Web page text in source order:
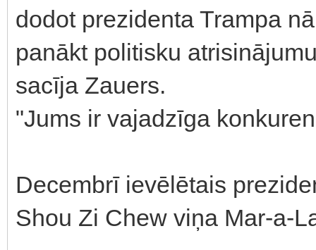
dodot prezidenta Trampa
panākt politisku
sacīja Zauers.
"Jums ir vajadzīga
Decembrī ievēlētais
Shou Zi Chew viņa Mar-a-